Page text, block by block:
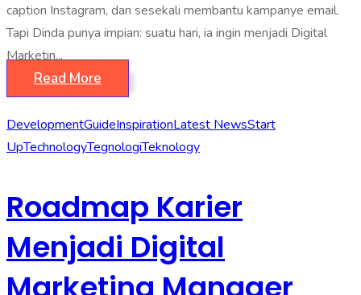
caption Instagram, dan sesekali membantu kampanye email.
Tapi Dinda punya impian: suatu hari, ia ingin menjadi Digital
Marketin...
Read More
DevelopmentGuideInspirationLatest NewsStart
UpTechnologyTegnologiTeknology
Roadmap Karier
Menjadi Digital